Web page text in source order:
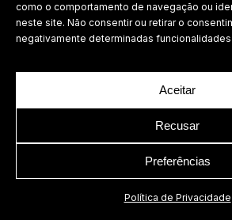
como o comportamento de navegação ou
neste site. Não consentir ou retirar o
negativamente determinadas
Aceitar
Recusar
Preferências
Política de Privacidade